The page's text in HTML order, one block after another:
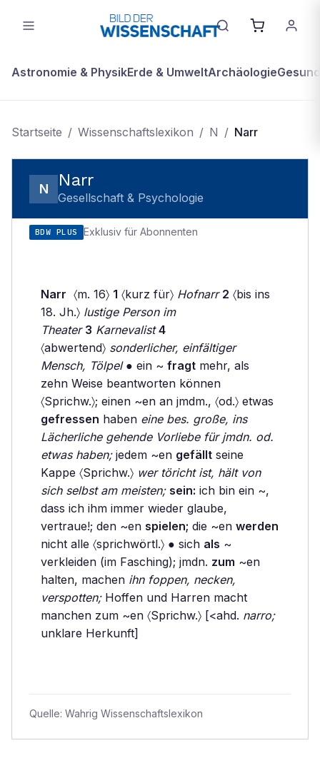
Astronomie & PhysikErde & UmweltArchäologie
Startseite / Wissenschaftslexikon / N / Narr
N Narr
Gesellschaft & Psychologie
BDW PLUS Exklusiv für Abonnenten
Narr 〈m. 16〉 1 〈kurz für〉 Hofnarr 2 〈bis ins
18. Jh.〉 lustige Person im
Theater 3 Karnevalist 4
〈abwertend〉 sonderlicher, einfältiger
Mensch, Tölpel● ein ~ fragt mehr, als
zehn Weise beantworten können
〈Sprichw.〉; einen ~en an jmdm., 〈od.〉 etwas
gefressen haben eine bes. große, ins
Lächerliche gehende Vorliebe für jmdn. od.
etwas haben;jedem ~en gefällt seine
Kappe 〈Sprichw.〉 wer töricht ist, hält von
sich selbst am meisten; sein: ich bin ein ~,
dass ich ihm immer wieder glaube,
vertraue!; den ~en spielen; die ~en werden
nicht alle 〈sprichwörtl.〉 ● sich als ~
verkleiden (im Fasching); jmdn. zum ~en
halten, machen ihn foppen, necken,
verspotten;Hoffen und Harren macht
manchen zum ~en 〈Sprichw.〉 [<ahd. narro;
unklare Herkunft]
Quelle: Wahrig Wissenschaftslexikon